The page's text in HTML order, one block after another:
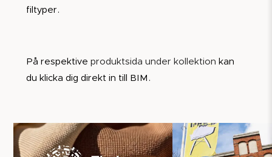
filtyper.
På respektive produktsida under kollektion kan
du klicka dig direkt in till BIM.